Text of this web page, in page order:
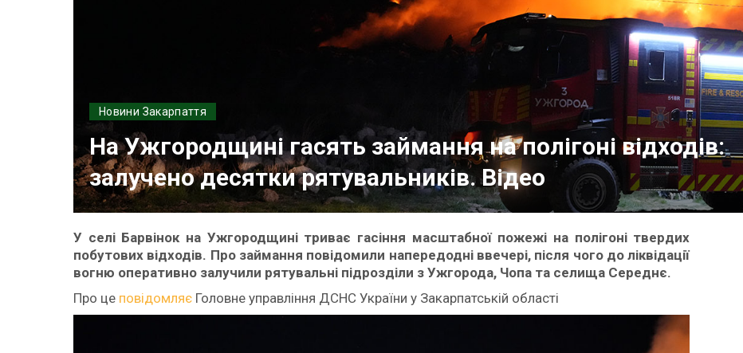
Новини Закарпаття
На Ужгородщині гасять займання на полігоні відходів:
залучено десятки рятувальників. Відео
У селі Барвінок на Ужгородщині триває гасіння масштабної пожежі на полігоні твердих
побутових відходів. Про займання повідомили напередодні ввечері, після чого до ліквідації
вогню оперативно залучили рятувальні підрозділи з Ужгорода, Чопа та селища Середнє.
Про це повідомляє Головне управління ДСНС України у Закарпатській області